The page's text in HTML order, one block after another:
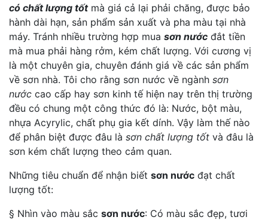
có chất lượng tốtmà giá cả lại phải chăng, được bảo
hành dài hạn, sản phẩm sản xuất và pha màu tại nhà
máy. Tránh nhiều trường hợp mua sơn nước đắt tiền
mà mua phải hàng rởm, kém chất lượng. Với cương vị
là một chuyên gia, chuyên đánh giá về các sản phẩm
về sơn nhà. Tôi cho rằng sơn nước về ngành sơn
nước cao cấp hay sơn kinh tế hiện nay trên thị trường
đều có chung một công thức đó là: Nước, bột màu,
nhựa Acyrylic, chất phụ gia kết dính. Vậy làm thế nào
để phân biệt được đâu là sơn chất lượng tốt và đâu là
sơn kém chất lượng theo cảm quan.
Những tiêu chuẩn để nhận biết sơn nước đạt chất
lượng tốt:
§ Nhìn vào màu sắc sơn nước: Có màu sắc đẹp, tươi